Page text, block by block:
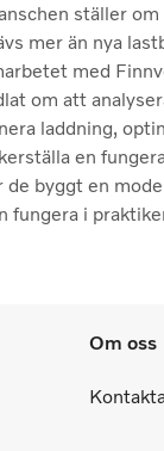
ställer
mer än nya
med
om att
laddning,
en
de byggt en
fungera i
Om oss